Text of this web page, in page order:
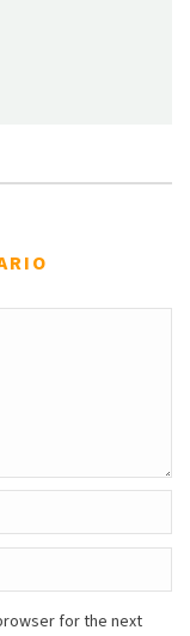
for the next